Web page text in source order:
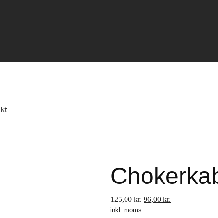
125,00kr. Den
96,00 kr.
inkl. moms